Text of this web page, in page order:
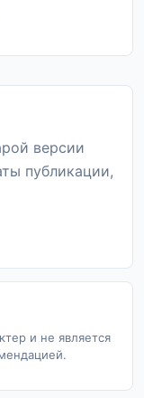
версии
публикации,
и не является